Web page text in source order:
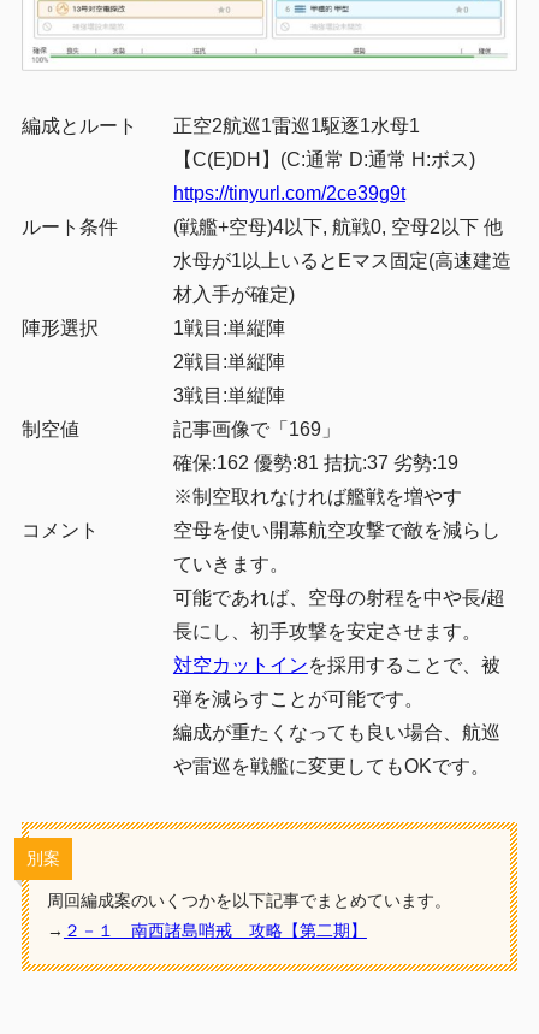
編成とルート
正空2航巡1雷巡1駆逐1水母1
【C(E)DH】(C:通常 D:通常 H:ボス)
https://tinyurl.com/2ce39g9t
ルート条件
(戦艦+空母)4以下, 航戦0, 空母2以下 他
水母が1以上いるとEマス固定(高速建造
材入手が確定)
陣形選択
1戦目:単縦陣
2戦目:単縦陣
3戦目:単縦陣
制空値
記事画像で「169」
確保:162 優勢:81 拮抗:37 劣勢:19
※制空取れなければ艦戦を増やす
コメント
空母を使い開幕航空攻撃で敵を減らし
ていきます。
可能であれば、空母の射程を中や長/超
長にし、初手攻撃を安定させます。
対空カットインを採用することで、被
弾を減らすことが可能です。
編成が重たくなっても良い場合、航巡
や雷巡を戦艦に変更してもOKです。
別案
周回編成案のいくつかを以下記事でまとめています。
→ ２－１ 南西諸島哨戒 攻略【第二期】